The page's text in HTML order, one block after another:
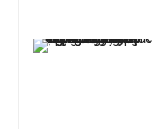
Tài tử xứ Hàn Park Sung Woong ấn tượng với Lý Hải, úp mở khả năng hợp tác trong tương lai